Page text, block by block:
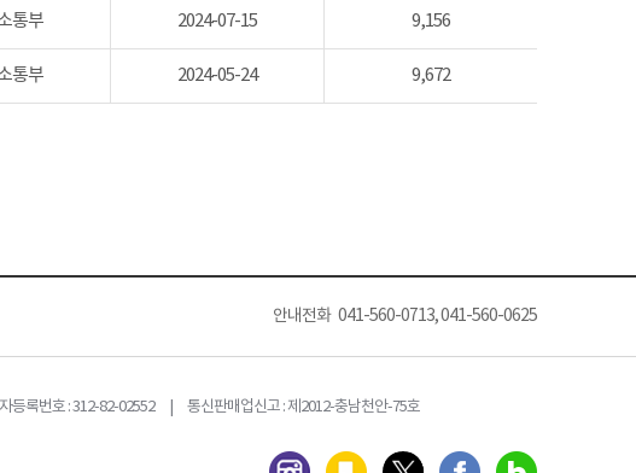
통부 2024-07-15 9,156
통부 2024-05-24 9,672
안내전화 041-560-0713, 041-560-0625
록번호 : 312-82-02552 | 통신판매업신고 : 제2012-충남천안-75호